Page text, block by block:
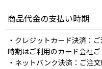
商品代金の支払い時期
・クレジットカード決済：
時期はご利用のカード会社ご
・ネットバンク決済：ご注